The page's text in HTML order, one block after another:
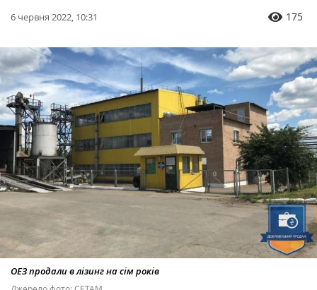
6 червня 2022, 10:31 175
ОЕЗ продали в лізинг на сім років